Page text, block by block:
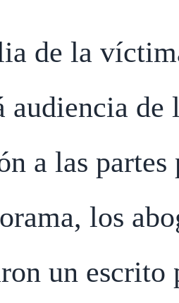
de la
audiencia
a las
los
un escrito